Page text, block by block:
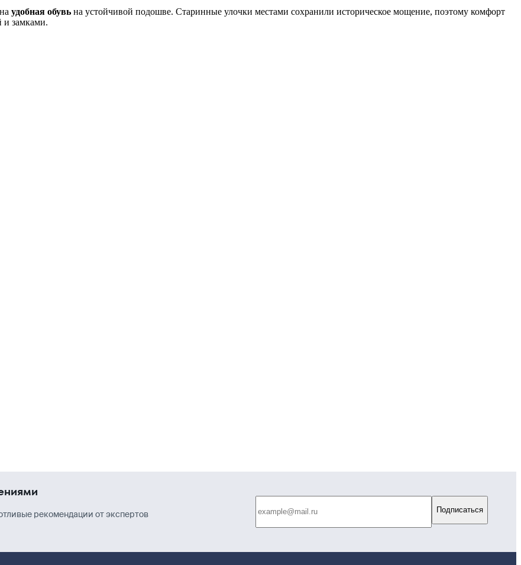
удобная обувь на устойчивой подошве. Старинные улочки местами сохранили историческое мощение, поэтому комфорт
и замками.
рекомендации от экспертов
Подписаться